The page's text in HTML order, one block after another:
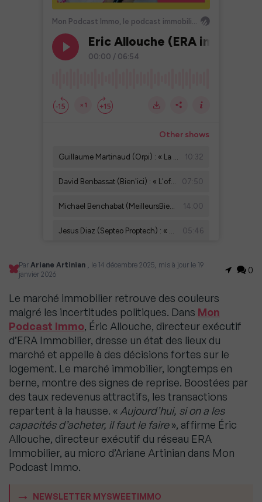
Par Ariane Artinian , le 14 décembre 2025, mis à jour le 19
janvier 2026
0
Le marché immobilier retrouve des couleurs
malgré les incertitudes politiques. Dans Mon
Podcast Immo, Éric Allouche, directeur exécutif
d’ERA Immobilier, dresse un état des lieux du
marché et appelle à des décisions fortes sur le
logement. Le marché immobilier, longtemps en
berne, montre des signes de reprise. Boostées par
des taux redevenus attractifs, les transactions
repartent à la hausse. « Aujourd’hui, si on a les
capacités d’acheter, il faut le faire», affirme Éric
Allouche, directeur exécutif du réseau ERA
Immobilier, au micro d’Ariane Artinian dans Mon
Podcast Immo.
NEWSLETTER MYSWEETIMMO